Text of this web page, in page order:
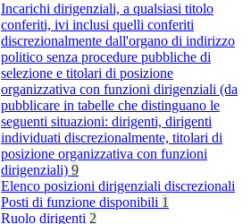
Incarichi dirigenziali, a qualsiasi titolo
conferiti, ivi inclusi quelli conferiti
discrezionalmente dall'organo di indirizzo
politico senza procedure pubbliche di
selezione e titolari di posizione
organizzativa con funzioni dirigenziali (da
pubblicare in tabelle che distinguano le
seguenti situazioni: dirigenti, dirigenti
individuati discrezionalmente, titolari di
posizione organizzativa con funzioni
dirigenziali) 9
Elenco posizioni dirigenziali discrezionali
Posti di funzione disponibili 1
Ruolo dirigenti 2